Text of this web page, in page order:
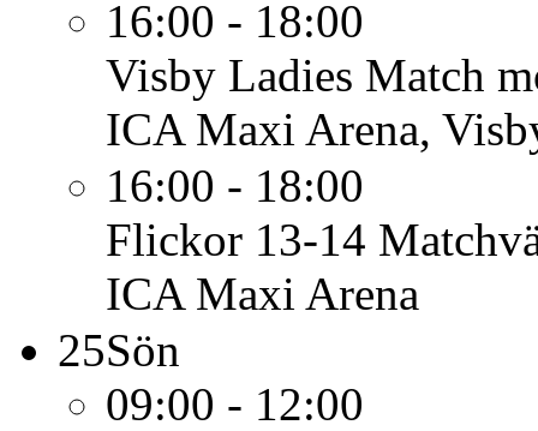
16:00 - 18:00
Visby Ladies Match
ICA Maxi Arena,
16:00 - 18:00
Flickor 13-14
ICA Maxi Arena
25Sön
09:00 - 12:00